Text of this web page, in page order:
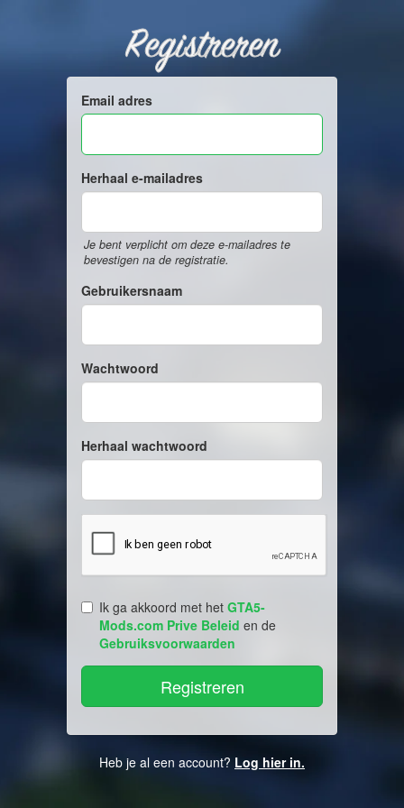
Registreren
Email adres
Herhaal e-mailadres
Je bent verplicht om deze e-mailadres te
bevestigen na de registratie.
Gebruikersnaam
Wachtwoord
Herhaal wachtwoord
Ik ga akkoord met het GTA5-
Mods.com Prive Beleid en de
Gebruiksvoorwaarden
Heb je al een account? Log hier in.